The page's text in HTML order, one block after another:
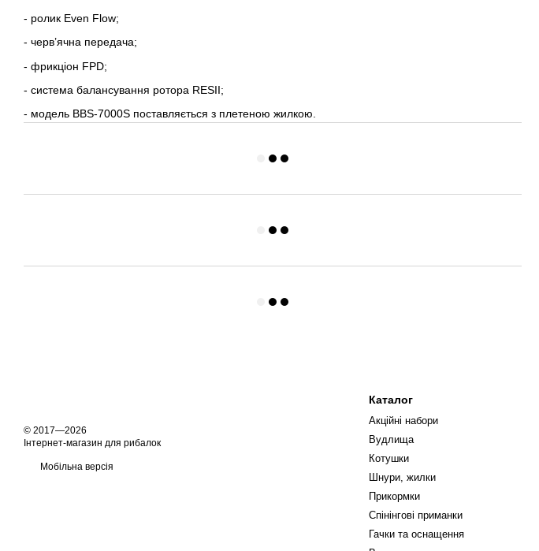
- ролик Even Flow;
- черв’ячна передача;
- фрикціон FPD;
- система балансування ротора RESII;
- модель BBS-7000S поставляється з плетеною жилкою.
© 2017—2026
Інтернет-магазин для рибалок
Мобільна версія
Каталог
Акційні набори
Вудлища
Котушки
Шнури, жилки
Прикормки
Спінінгові приманки
Гачки та оснащення